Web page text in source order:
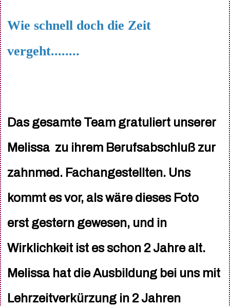
Wie schnell doch die Zeit
vergeht........
Das gesamte Team gratuliert unserer
Melissa zu ihrem Berufsabschluß zur
zahnmed. Fachangestellten. Uns
kommt es vor, als wäre dieses Foto
erst gestern gewesen, und in
Wirklichkeit ist es schon 2 Jahre alt.
Melissa hat die Ausbildung bei uns mit
Lehrzeitverkürzung in 2 Jahren